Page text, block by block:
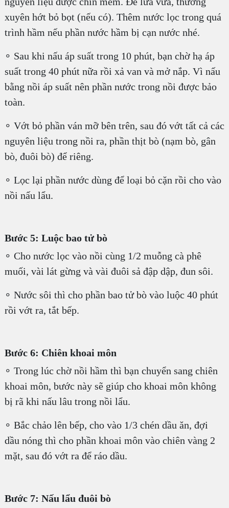
xuyên hớt bỏ bọt (nếu có). Thêm nước lọc trong quá
trình hầm nếu phần nước hầm bị cạn nước nhé.
∘ Sau khi nấu áp suất trong 10 phút, bạn chờ hạ áp
suất trong 40 phút nữa rồi xả van và mở nắp. Vì nấu
bằng nồi áp suất nên phần nước trong nồi được bảo
toàn.
∘ Vớt bỏ phần ván mỡ bên trên, sau đó vớt tất cả các
nguyên liệu trong nồi ra, phần thịt bò (nạm bò, gân
bò, đuôi bò) để riêng.
∘ Lọc lại phần nước dùng để loại bỏ cặn rồi cho vào
nồi nấu lẩu.
Bước 5: Luộc bao tử bò
∘ Cho nước lọc vào nồi cùng 1/2 muỗng cà phê
muối, vài lát gừng và vài đuôi sả đập dập, đun sôi.
∘ Nước sôi thì cho phần bao tử bò vào luộc 40 phút
rồi vớt ra, tắt bếp.
Bước 6: Chiên khoai môn
∘ Trong lúc chờ nồi hầm thì bạn chuyển sang chiên
khoai môn, bước này sẽ giúp cho khoai môn không
bị rã khi nấu lâu trong nồi lẩu.
∘ Bắc chảo lên bếp, cho vào 1/3 chén dầu ăn, đợi
dầu nóng thì cho phần khoai môn vào chiên vàng 2
mặt, sau đó vớt ra để ráo dầu.
Bước 7: Nấu lẩu đuôi bò